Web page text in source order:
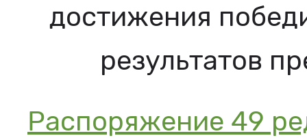
достижения
результатов
Распоряжение 49